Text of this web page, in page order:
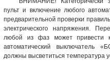
пульт и включение любого
предварительной проверки
электрического напряжения.
любой из фаз может привести
автоматический выключатель
должны высветиться температура